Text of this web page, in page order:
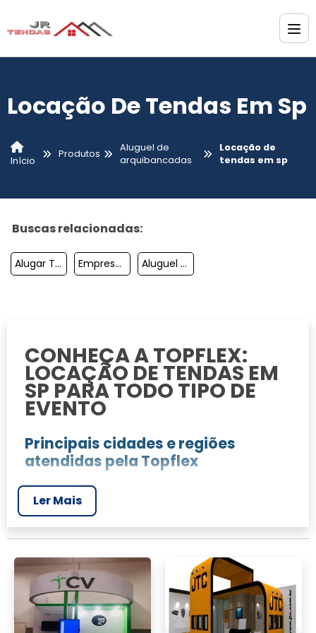
Locação De Tendas Em Sp
Início
Produtos
Aluguel de
arquibancadas
Locação de
tendas em sp
Buscas relacionadas:
Alugar Tendas Para Eventos Empresa De Locação De Tendas Aluguel De Tendas Itu
CONHEÇA A TOPFLEX:
LOCAÇÃO DE TENDAS EM
SP PARA TODO TIPO DE
EVENTO
Principais cidades e regiões
atendidas pela Topflex
Topflex atende diversas regiões de São Paulo,
incluindo a capital e cidades do interior,
garantindo cobertura para eventos de todos
Variedade de tendas: Tendas
Pirâmides, Chapéu de Bruxa e mais
Oferecemos uma ampla variedade de tendas,
Ler Mais